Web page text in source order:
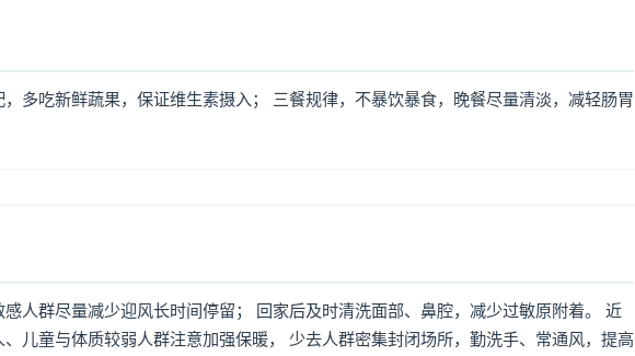
多吃新鲜蔬果，保证维生素摄入； 三餐规律，不暴饮暴食，晚餐尽量清淡，减轻肠胃
人群尽量减少迎风长时间停留； 回家后及时清洗面部、鼻腔，减少过敏原附着。 近
儿童与体质较弱人群注意加强保暖， 少去人群密集封闭场所，勤洗手、常通风，提高